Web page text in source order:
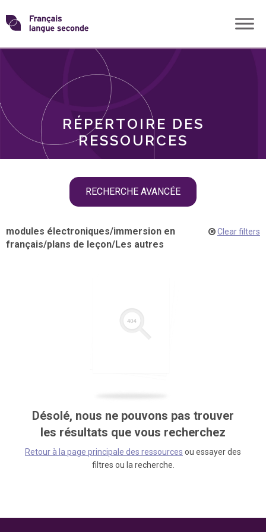
Skip
toTransformons
langue
RÉPERTOIRE DES
RESSOURCES
RECHERCHE AVANCÉE
THÈMES
modules électroniques/immersion en
français/plans de leçon/Les autres
Clear filters
Désolé, nous ne pouvons pas trouver
les résultats que vous recherchez
Retour à la page principale des ressources ou essayer des
filtres ou la recherche.